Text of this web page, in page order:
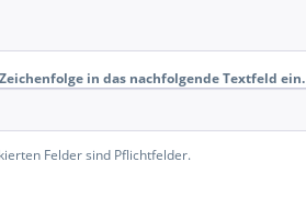
in das nachfolgende Textfeld ein.
Felder sind Pflichtfelder.